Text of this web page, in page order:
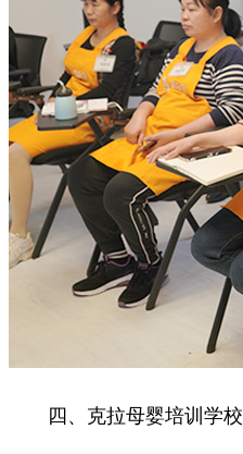
四、克拉母婴培训学校